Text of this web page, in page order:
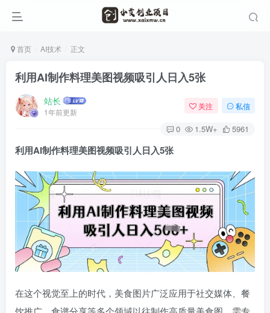
首页 AI技术 正文
利用AI制作料理美图视频吸引人日入5张
站长
1年前更新
关注 私信
0 1.5W+ 5961
利用AI制作料理美图视频吸引人日入5张
在这个视觉至上的时代，美食图片广泛应用于社交媒体、餐